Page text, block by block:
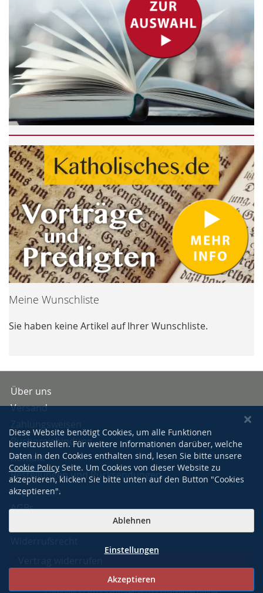
Meine Wunschliste
Sie haben keine Artikel auf Ihrer Wunschliste.
Über uns
Versand
Buchpreisbindung
Kontakt
Bestellungen und Rücksendungen
Impressum
AGBs
Diese Website benötigt Cookies, um alle Funktionen
bereitzustellen. Für weitere Informationen darüber, welche
Daten in den Cookies enthalten sind, lesen Sie bitte unsere
Cookie Policy Seite. Um Cookies von dieser Website zu
akzeptieren, klicken Sie bitte unten auf den Button "Cookies
akzeptieren".
Akzeptieren
Ablehnen
Einstellungen